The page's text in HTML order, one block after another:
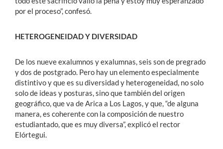
por el proceso”, confesó.
HETEROGENEIDAD Y DIVERSIDAD
De los nueve exalumnos y exalumnas, seis son de pregrado
y dos de postgrado. Pero hay un elemento especialmente
distintivo y que es su diversidad y heterogeneidad, no solo
solo de ideas y posturas, sino que también del origen
geográfico, que va de Arica a Los Lagos, y que, “de alguna
manera, es coherente con la composición de nuestro
estudiantado, que es muy diversa”, explicó el rector
Elórtegui.